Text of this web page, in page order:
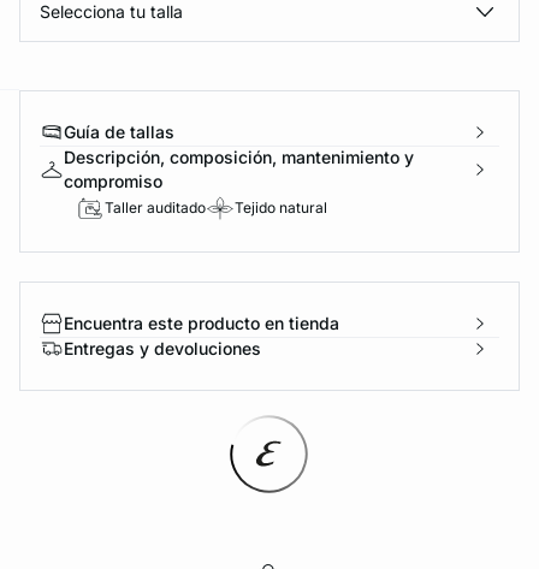
Selecciona tu talla
Guía de tallas
Descripción, composición, mantenimiento y
compromiso
Taller auditado Tejido natural
Encuentra este producto en tienda
Entregas y devoluciones